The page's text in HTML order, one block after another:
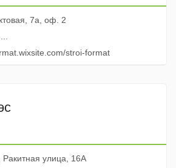
7а, оф. 2
stroi-format
Ракитная улица, 16А